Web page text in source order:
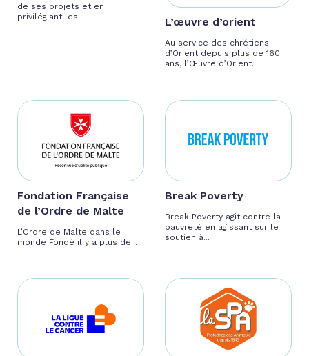
de ses projets et en
privilégiant les...
L’œuvre d’orient
Au service des chrétiens
d’Orient depuis plus de 160
ans, l’Œuvre d’Orient...
Fondation Française
de l’Ordre de Malte
L’Ordre de Malte dans le
monde Fondé il y a plus de...
Break Poverty
Break Poverty agit contre la
pauvreté en agissant sur le
soutien à...